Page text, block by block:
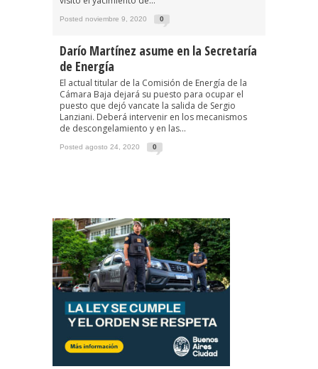
Posted noviembre 9, 2020 0
Darío Martínez asume en la Secretaría
de Energía
El actual titular de la Comisión de Energía de la
Cámara Baja dejará su puesto para ocupar el
puesto que dejó vancate la salida de Sergio
Lanziani. Deberá intervenir en los mecanismos
de descongelamiento y en las...
Posted agosto 24, 2020 0